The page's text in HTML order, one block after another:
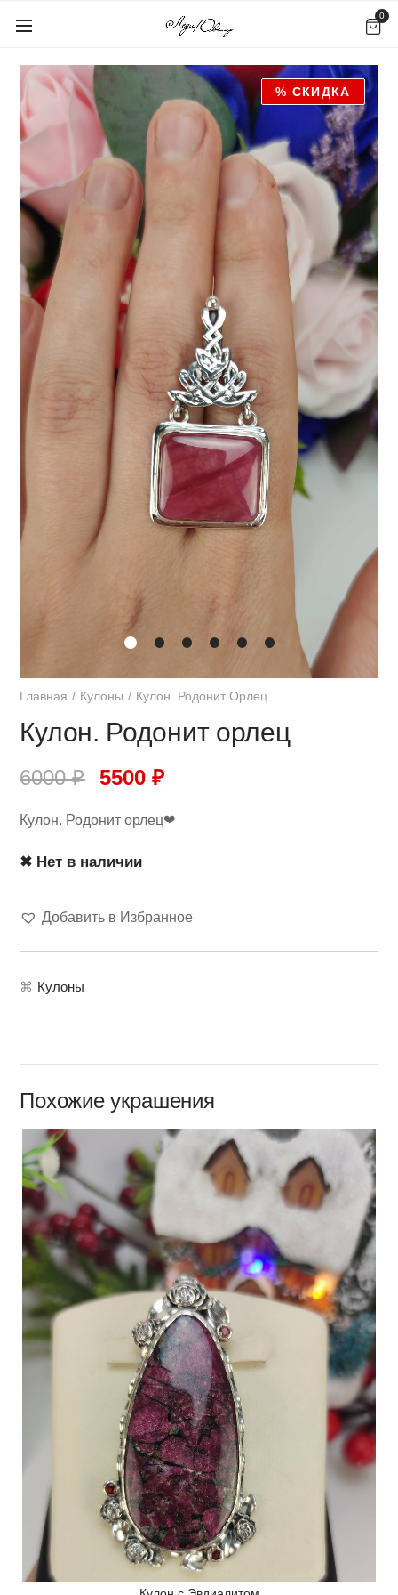
0
% СКИДКА
Главная Кулоны Кулон. Родонит Орлец
Кулон. Родонит орлец
6000₽ 5500₽
Кулон. Родонит орлец❤
✖ Нет в наличии
Добавить в Избранное
⌘ Кулоны
Похожие украшения